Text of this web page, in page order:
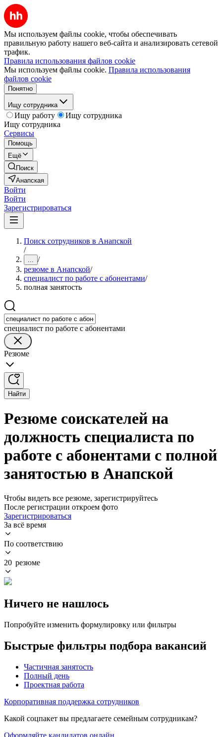
Мы используем файлы cookie, чтобы обеспечивать
правильную работу нашего веб-сайта и анализировать сетевой
трафик.
Правила использования файлов cookie
Мы используем файлы cookie. Правила использования
файлов cookie
Понятно
Ищу сотрудника
Ищу работу
Ищу сотрудника
Ищу сотрудника
Сервисы
Помощь
Ещё
Поиск
Анапская
Войти
Войти
Зарегистрироваться
Поиск сотрудников в Анапской
/
... /
резюме в Анапской/
специалист по работе с абонентами/
полная занятость
специалист по работе с абонентами
Резюме
Найти
Резюме соискателей на
должность специалиста по
работе с абонентами с полной
занятостью в Анапской
Чтобы видеть все резюме, зарегистрируйтесь
После регистрации откроем фото
Зарегистрироваться
За всё время
По соответствию
20 резюме
Ничего не нашлось
Попробуйте изменить формулировку или фильтры
Быстрые фильтры подбора вакансий
Частичная занятость
Полный день
Проектная работа
Корпоративная поддержка сотрудников
Какой соцпакет вы предлагаете семейным сотрудникам?
Оформляйте кандидатов онлайн